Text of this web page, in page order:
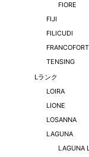
FIORE
FIJI
FILICUDI
TENSING
Lランク
LOIRA
LIONE
LOSANNA
LAGUNA
LAGUNA